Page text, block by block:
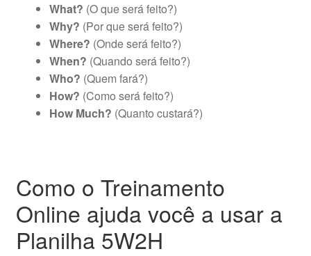
What? (O que será feito?)
Why? (Por que será feito?)
Where? (Onde será feito?)
When? (Quando será feito?)
Who? (Quem fará?)
How? (Como será feito?)
How Much? (Quanto custará?)
Como o Treinamento
Online ajuda você a usar a
Planilha 5W2H